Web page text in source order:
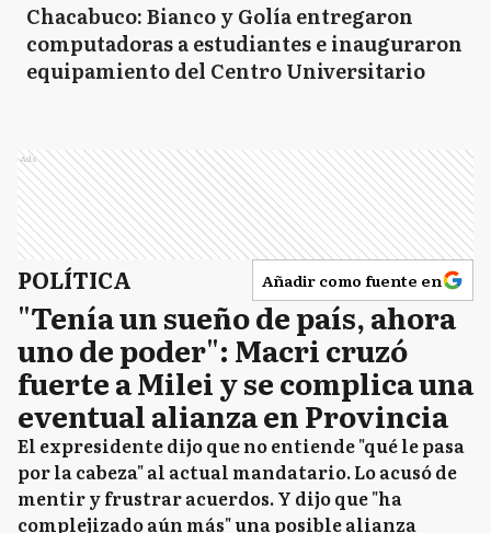
Chacabuco: Bianco y Golía entregaron
computadoras a estudiantes e inauguraron
equipamiento del Centro Universitario
Ads
POLÍTICA Añadir como fuente en
"Tenía un sueño de país, ahora
uno de poder": Macri cruzó
fuerte a Milei y se complica una
eventual alianza en Provincia
El expresidente dijo que no entiende "qué le pasa
por la cabeza" al actual mandatario. Lo acusó de
mentir y frustrar acuerdos. Y dijo que "ha
complejizado aún más" una posible alianza